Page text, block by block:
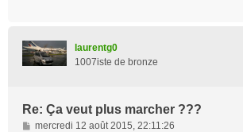
laurentg0
1007iste de bronze
Re: Ça veut plus marcher ???
M
mercredi 12 août 2015, 22:11:26